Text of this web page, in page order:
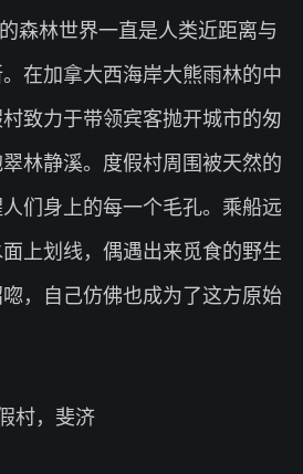
林世界一直是人类近距离与
在加拿大西海岸大熊雨林的中
致力于带领宾客抛开城市的匆
林静溪。度假村周围被天然的
们身上的每一个毛孔。乘船远
上划线，偶遇出来觅食的野生
，自己仿佛也成为了这方原始
村，斐济